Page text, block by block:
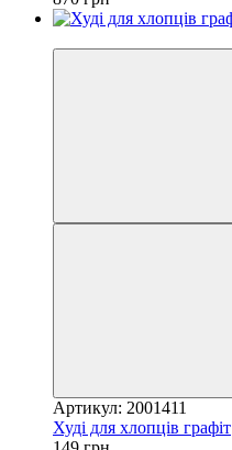
Артикул: 2001411
Худі для хлопців графіт